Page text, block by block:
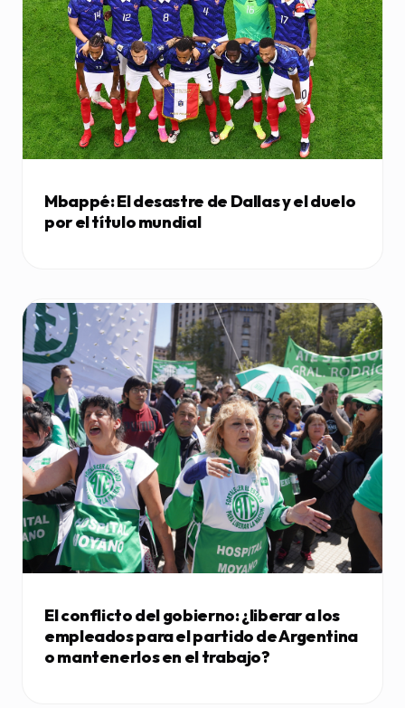
Mbappé: El desastre de Dallas y el duelo
por el título mundial
El conflicto del gobierno: ¿liberar a los
empleados para el partido de Argentina
o mantenerlos en el trabajo?